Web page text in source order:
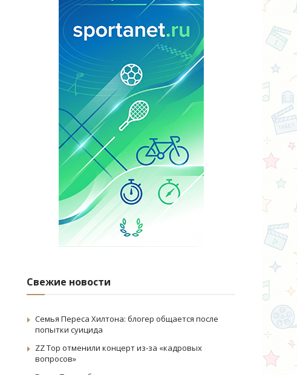
Свежие новости
Семья Переса Хилтона: блогер общается после
попытки суицида
ZZ Top отменили концерт из-за «кадровых
вопросов»